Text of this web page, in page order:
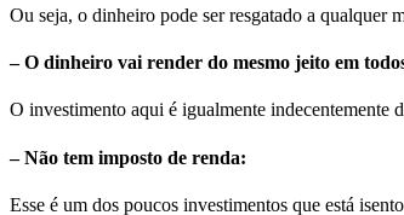
Ou seja, o dinheiro pode ser resgatado a qualquer
– O dinheiro vai render do mesmo jeito em
O investimento aqui é igualmente indecentemente
– Não tem imposto de renda:
Esse é um dos poucos investimentos que está